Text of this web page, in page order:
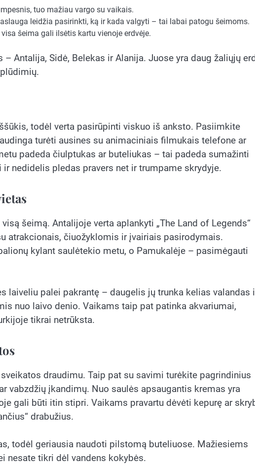
tuo mažiau vargo su vaikais.
leidžia pasirinkti, ką ir kada valgyti – tai labai patogu šeimoms.
šeima gali ilsėtis kartu vienoje erdvėje.
Antalija, Sidė, Belekas ir Alanija. Juose yra daug žaliųjų
todėl verta pasirūpinti viskuo iš anksto. Pasiimkite
turėti ausines su animaciniais filmukais telefone ar
padeda čiulptukas ar buteliukas – tai padeda sumažinti
nedidelis pledas pravers net ir trumpame skrydyje.
šeimą. Antalijoje verta aplankyti „The Land of Legends“
atrakcionais, čiuožyklomis ir įvairiais pasirodymais.
kylant saulėtekio metu, o Pamukalėje – pasimėgauti
laiveliu palei pakrantę – daugelis jų trunka kelias valandas
nuo laivo denio. Vaikams taip pat patinka akvariumai,
tikrai netrūksta.
draudimu. Taip pat su savimi turėkite pagrindinius
vabzdžių įkandimų. Nuo saulės apsaugantis kremas yra
gali būti itin stipri. Vaikams pravartu dėvėti kepurę ar
drabužius.
todėl geriausia naudoti pilstomą buteliuose. Mažiesiems
nesate tikri dėl vandens kokybės.